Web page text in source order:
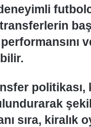
sıra, kiralık